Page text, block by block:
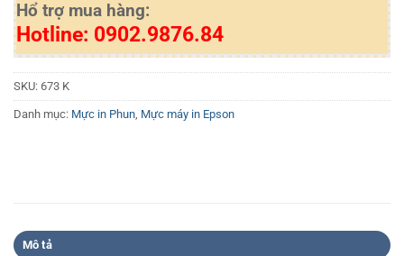
Hổ trợ mua hàng:
Hotline: 0902.9876.84
SKU: 673 K
Danh mục: Mực in Phun, Mực máy in Epson
Mô tả